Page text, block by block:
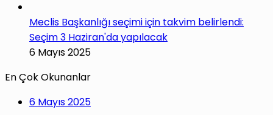
Meclis Başkanlığı seçimi için takvim belirlendi:
Seçim 3 Haziran'da yapılacak
6 Mayıs 2025
En Çok Okunanlar
6 Mayıs 2025